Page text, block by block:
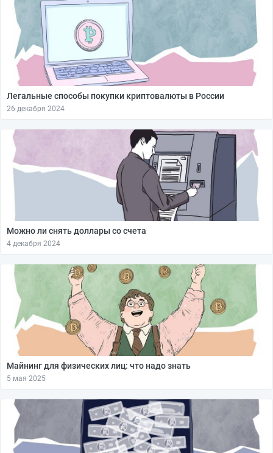
Легальные способы покупки криптовалюты в России
26 декабря 2024
Можно ли снять доллары со счета
4 декабря 2024
Майнинг для физических лиц: что надо знать
5 мая 2025